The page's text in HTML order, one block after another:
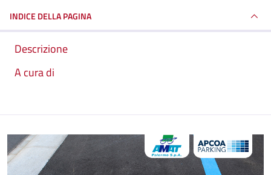
INDICE DELLA PAGINA
Descrizione
A cura di